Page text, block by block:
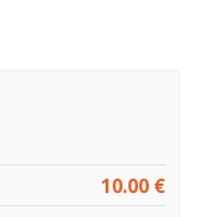
10.00 €